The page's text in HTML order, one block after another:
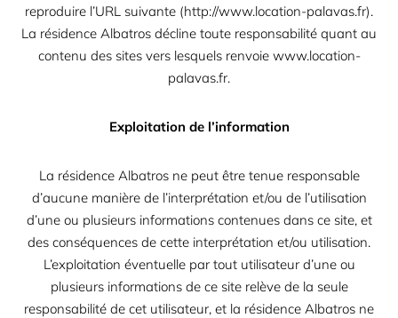
reproduire l’URL suivante (http://www.location-palavas.fr).
La résidence Albatros décline toute responsabilité quant au
contenu des sites vers lesquels renvoie www.location-
palavas.fr.
Exploitation de l’information
La résidence Albatros ne peut être tenue responsable
d’aucune manière de l’interprétation et/ou de l’utilisation
d’une ou plusieurs informations contenues dans ce site, et
des conséquences de cette interprétation et/ou utilisation.
L’exploitation éventuelle par tout utilisateur d’une ou
plusieurs informations de ce site relève de la seule
responsabilité de cet utilisateur, et la résidence Albatros ne